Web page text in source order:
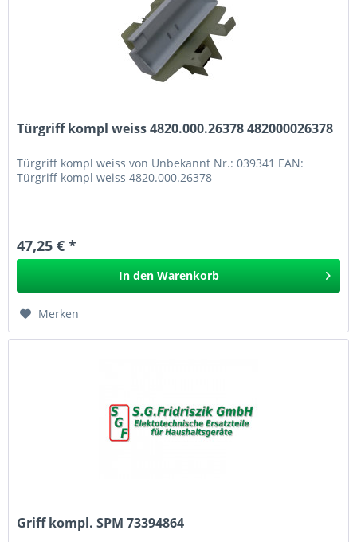
Türgriff kompl weiss 4820.000.26378 482000026378
Türgriff kompl weiss von Unbekannt Nr.: 039341 EAN:
Türgriff kompl weiss 4820.000.26378
47,25 € *
In den Warenkorb
Merken
Griff kompl. SPM 73394864